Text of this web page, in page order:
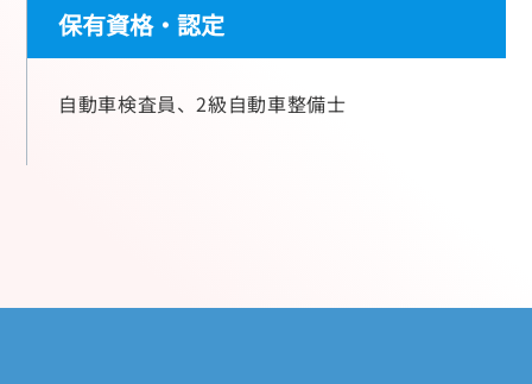
保有資格・認定
自動車検査員、2級自動車整備士